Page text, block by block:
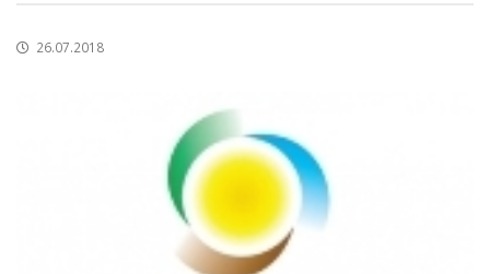
26.07.2018